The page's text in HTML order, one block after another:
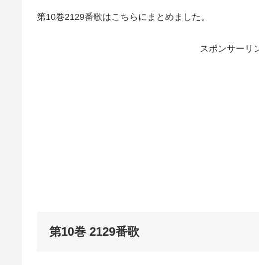
第10巻2129番歌はこちらにまとめました。
スポンサーリ
第10巻 2129番歌